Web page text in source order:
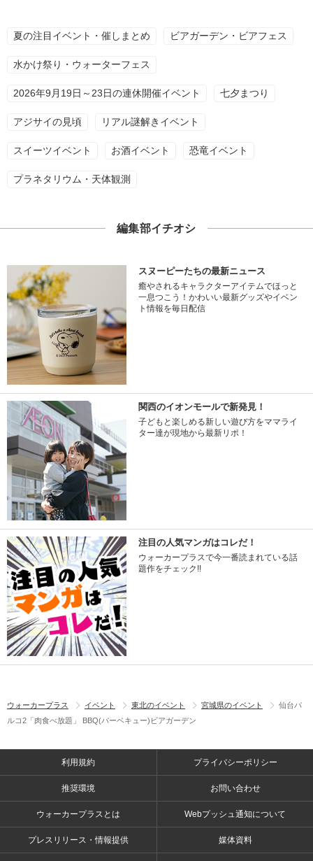
夏の注目イベント・催しまとめ ビアガーデン・ビアフェス
水かけ祭り・ウォーターフェス
2026年9月19日～23日の連休開催イベント 七夕まつり
アジサイの見頃 リアル謎解きイベント
スイーツイベント お酒イベント 恐竜イベント
プラネタリウム・天体観測
編集部イチオシ
スヌーピーたちの最新ニュース
癒やされるキャラクターアイテムでほっと
一息つこう！かわいい最新グッズやイベン
ト情報を毎日配信
関西のイオンモールで新発見！
子どもと楽しめる新しい遊び方をママライ
ター達が現地から最新リポ！
注目の人気マンガはコレだ！
ウォーカープラスで今一番読まれている話
題作をチェック!!
ウォーカープラス イベント 東北のイベント 宮城県のイベント
仙台パ
ルコ2「肉食べ放題」 BBQ(バーベキュー)ビアガーデン
利用規約 プライバシーポリシー
推奨環境 お問い合わせ
ウォーカープラスとは Webプッシュ通知について
プレスリリース・情報提供 媒体資料